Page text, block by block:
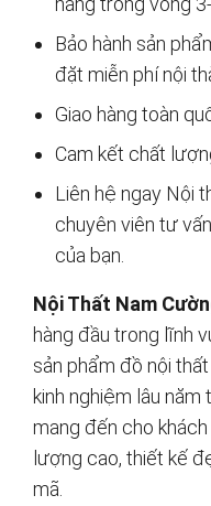
Bảo hành sản
đặt miễn phí nội
Giao hàng toàn
Cam kết chất
Liên hệ ngay Nội
chuyên viên tư
của bạn.
Nội Thất Nam
hàng đầu trong lĩnh
sản phẩm đồ nội
kinh nghiệm lâu
mang đến cho
lượng cao, thiết kế
mã.